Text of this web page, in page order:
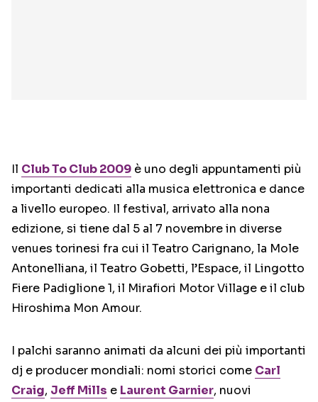
Il Club To Club 2009 è uno degli appuntamenti più
importanti dedicati alla musica elettronica e dance
a livello europeo. Il festival, arrivato alla nona
edizione, si tiene dal 5 al 7 novembre in diverse
venues torinesi fra cui il Teatro Carignano, la Mole
Antonelliana, il Teatro Gobetti, l’Espace, il Lingotto
Fiere Padiglione 1, il Mirafiori Motor Village e il club
Hiroshima Mon Amour.
I palchi saranno animati da alcuni dei più importanti
dj e producer mondiali: nomi storici come Carl
Craig, Jeff Mills e Laurent Garnier, nuovi